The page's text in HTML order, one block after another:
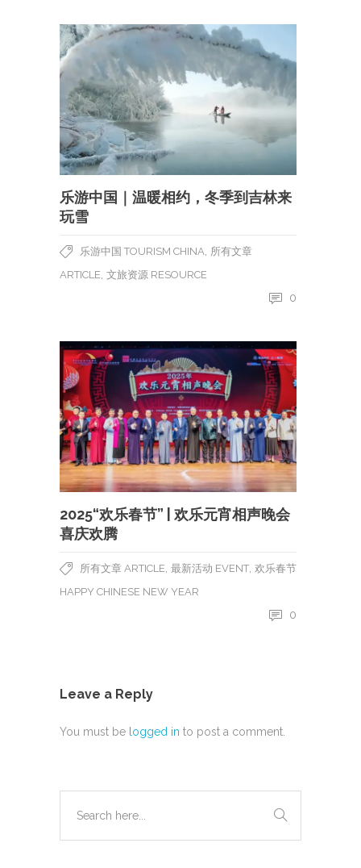
乐游中国｜温暖相约，冬季到吉林来
玩雪
乐游中国 TOURISM CHINA 所有文章
ARTICLE 文旅资源 RESOURCE
0
2025“欢乐春节” | 欢乐元宵相声晚会
喜庆欢腾
所有文章 ARTICLE 最新活动 EVENT 欢乐春节
HAPPY CHINESE NEW YEAR
0
Leave a Reply
You must be logged in to post a comment.